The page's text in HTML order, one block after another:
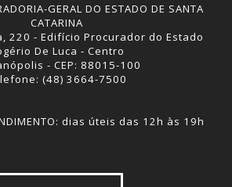
GERAL DO ESTADO DE SANTA
CATARINA
220 - Edifício Procurador do Estado
De Luca - Centro
- CEP: 88015-100
(48) 3664-7500
dias úteis das 12h às 19h